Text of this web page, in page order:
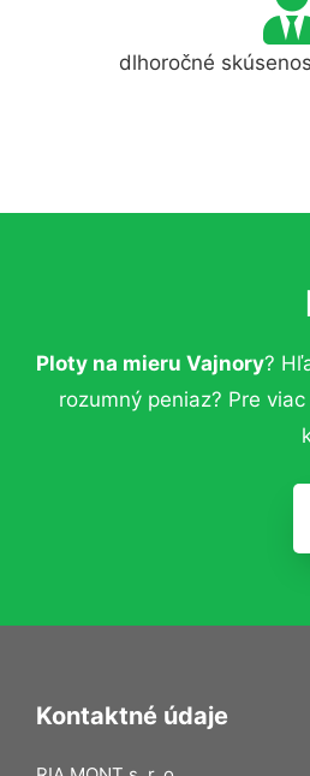
dlhoročné
Ploty na mieru Vajnory?
rozumný peniaz? Pre
Kontaktné údaje